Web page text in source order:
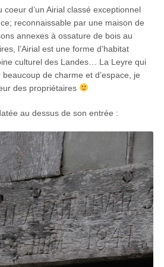
coeur d’un Airial classé exceptionnel
reconnaissable par une maison de
annexes à ossature de bois au
l’Airial est une forme d’habitat
culturel des Landes… La Leyre qui
de charme et d’espace, je
des propriétaires
au dessus de son entrée :